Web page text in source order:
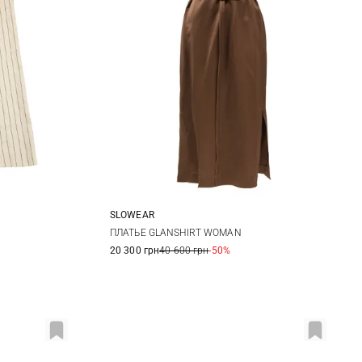
38 40
SLOWEAR
ПЛАТЬЕ GLANSHIRT WOMAN
20 300 грн40 600 грн-50%